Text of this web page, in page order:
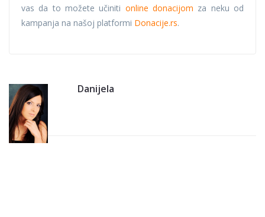
vas da to možete učiniti online donacijom za neku od
kampanja na našoj platformi Donacije.rs.
Danijela